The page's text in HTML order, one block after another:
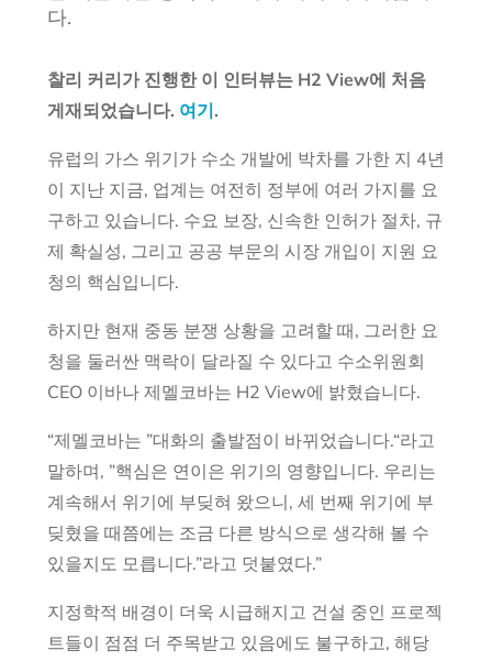
다.
찰리 커리가 진행한 이 인터뷰는 H2 View에 처음
게재되었습니다. 여기.
유럽의 가스 위기가 수소 개발에 박차를 가한 지 4년
이 지난 지금, 업계는 여전히 정부에 여러 가지를 요
구하고 있습니다. 수요 보장, 신속한 인허가 절차, 규
제 확실성, 그리고 공공 부문의 시장 개입이 지원 요
청의 핵심입니다.
하지만 현재 중동 분쟁 상황을 고려할 때, 그러한 요
청을 둘러싼 맥락이 달라질 수 있다고 수소위원회
CEO 이바나 제멜코바는 H2 View에 밝혔습니다.
“제멜코바는 ”대화의 출발점이 바뀌었습니다.“라고
말하며, ”핵심은 연이은 위기의 영향입니다. 우리는
계속해서 위기에 부딪혀 왔으니, 세 번째 위기에 부
딪혔을 때쯤에는 조금 다른 방식으로 생각해 볼 수
있을지도 모릅니다.”라고 덧붙였다.”
지정학적 배경이 더욱 시급해지고 건설 중인 프로젝
트들이 점점 더 주목받고 있음에도 불구하고, 해당